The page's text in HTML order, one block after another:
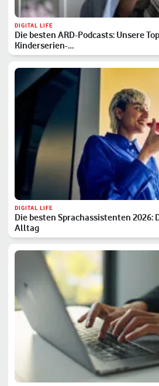
DIGITAL LIFE
Die besten ARD-Podcasts: Unsere
Kinderserien-…
DIGITAL LIFE
Die besten Sprachassistenten 2026:
Alltag